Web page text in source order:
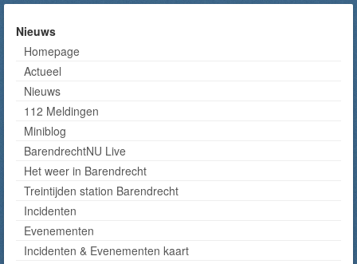
Nieuws
Homepage
Actueel
Nieuws
112 Meldingen
Miniblog
BarendrechtNU Live
Het weer in Barendrecht
Treintijden station Barendrecht
Incidenten
Evenementen
Incidenten & Evenementen kaart